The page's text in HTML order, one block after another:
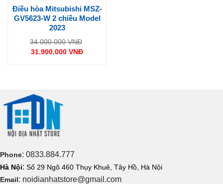
Điều hòa Mitsubishi MSZ-
GV5623-W 2 chiều Model
2023
34.000.000VNĐ
31.900.000 VNĐ
Phone: 0833.884.777
Hà Nội: Số 29 Ngõ 460 Thụy Khuê, Tây Hồ, Hà Nội
Email: noidianhatstore@gmail.com